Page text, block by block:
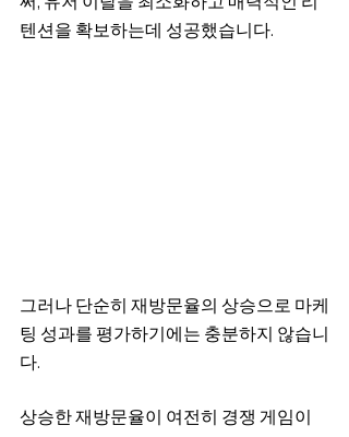
텐션을 확보하는데 성공했습니다.
그러나 단순히 재방문율의 상승으로 마케
팅 성과를 평가하기에는 충분하지 않습니
다.
상승한 재방문율이 여전히 경쟁 게임이